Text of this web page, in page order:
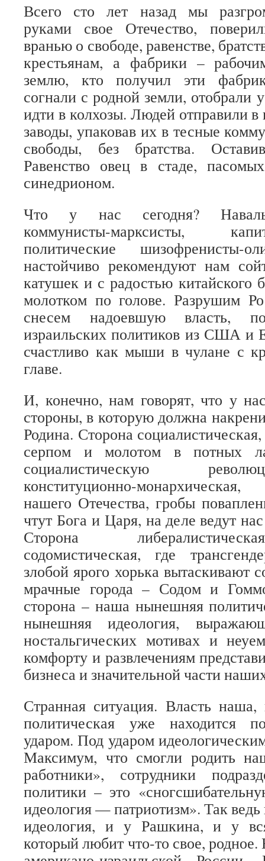
Всего сто лет назад мы
руками свое Отечество,
вранью о свободе, равенстве,
крестьянам, а фабрики –
землю, кто получил эти
согнали с родной земли, отобрали
идти в колхозы. Людей отправили в
заводы, упаковав их в тесные
свободы, без братства.
Равенство овец в стаде,
синедрионом.
Что у нас сегодня?
коммунисты-марксисты,
политические шизофренисты-
настойчиво рекомендуют нам
катушек и с радостью китайского
молотком по голове. Разрушим
снесем надоевшую власть,
израильских политиков из США и
счастливо как мыши в чулане с
главе.
И, конечно, нам говорят, что у
стороны, в которую должна
Родина. Сторона
серпом и молотом в потных
социалистическую
конституционно-
нашего Отечества, гробы
чтут Бога и Царя, на деле ведут
Сторона
содомистическая, где
злобой ярого хорька вытаскивают
мрачные города – Содом и
сторона – наша нынешняя
нынешняя идеология,
ностальгических мотивах и
комфорту и развлечениям
бизнеса и значительной части
Странная ситуация. Власть
политическая уже находится
ударом. Под ударом
Максимум, что смогли родить
работники», сотрудники
политики – это
идеология — патриотизм». Так
идеология, и у Рашкина, и у
который любит что-то свое,